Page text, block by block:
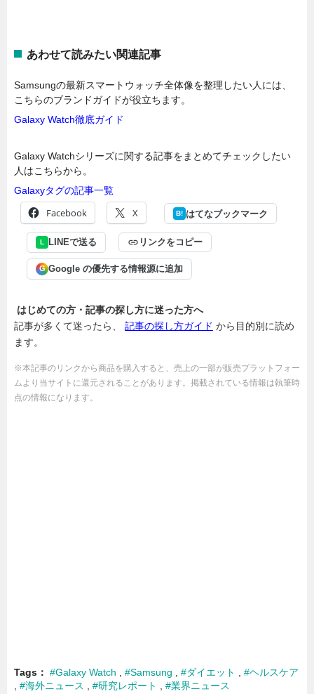
あわせて読みたい関連記事
Samsungの最新スマートウォッチ全体像を整理したい人には、
こちらのブランドガイドが役立ちます。
Galaxy Watch徹底ガイド
Galaxy Watchシリーズに関する記事をまとめてチェックしたい
人はこちらから。
Galaxyタグの記事一覧
Facebook X B! はてなブックマーク
L LINEで送る リンクをコピー
G Google の優先する情報源に追加
はじめての方・記事の探し方に迷った方へ
記事が多くて迷ったら、 記事の探し方ガイド から目的別に読め
ます。
※本記事のリンクから商品を購入すると、売上の一部が販売プラットフォー
ムより当サイトに還元されることがあります。掲載されている情報は執筆時
点の情報になります。
Tags #Galaxy Watch #Samsung #ダイエット
#ヘルスケア
#海外ニュース
#研究レポート #業界ニュース